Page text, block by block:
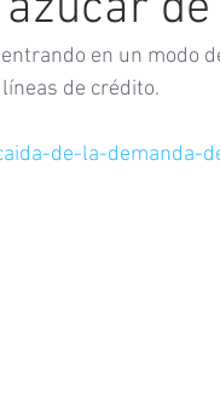
en un modo
de crédito.
de-la-demanda-